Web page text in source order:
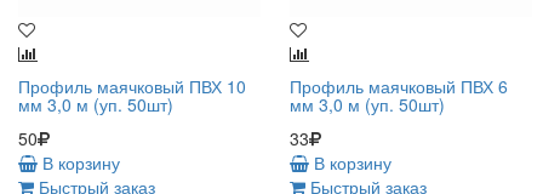
Профиль маячковый ПВХ 10
мм 3,0 м (уп. 50шт)
50
В корзину
Быстрый заказ
Профиль маячковый ПВХ 6
мм 3,0 м (уп. 50шт)
33
В корзину
Быстрый заказ